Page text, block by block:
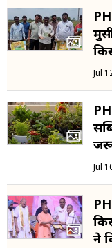
Jul
Jul
ने